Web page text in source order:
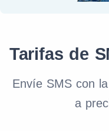
Tarifas de
Envíe SMS con
a